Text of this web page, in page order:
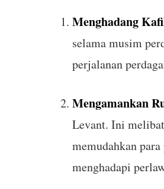
Menghadang
selama musim
perjalanan
Mengamankan
Levant. Ini
memudahkan
menghadapi